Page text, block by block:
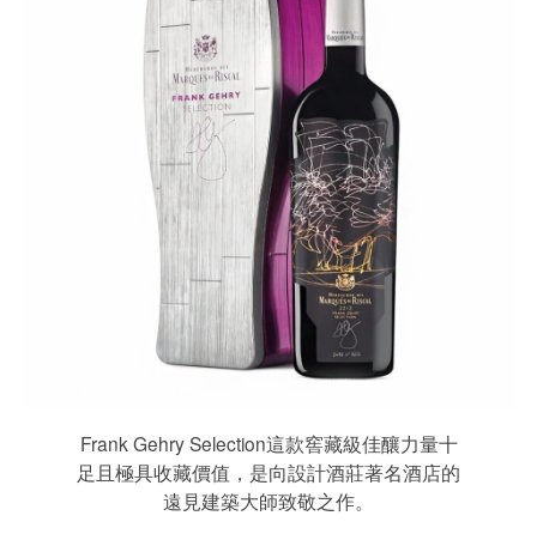
Frank Gehry Selection這款窖藏級佳釀力量十
足且極具收藏價值，是向設計酒莊著名酒店的
遠見建築大師致敬之作。